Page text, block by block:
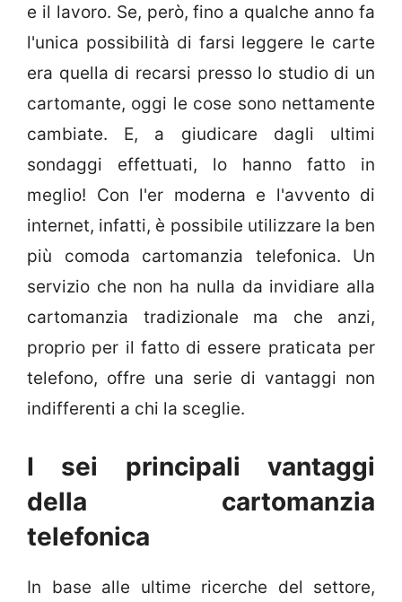
e il lavoro. Se, però, fino a qualche anno fa
l'unica possibilità di farsi leggere le carte
era quella di recarsi presso lo studio di un
cartomante, oggi le cose sono nettamente
cambiate. E, a giudicare dagli ultimi
sondaggi effettuati, lo hanno fatto in
meglio! Con l'er moderna e l'avvento di
internet, infatti, è possibile utilizzare la ben
più comoda cartomanzia telefonica. Un
servizio che non ha nulla da invidiare alla
cartomanzia tradizionale ma che anzi,
proprio per il fatto di essere praticata per
telefono, offre una serie di vantaggi non
indifferenti a chi la sceglie.
I sei principali vantaggi
della cartomanzia
telefonica
In base alle ultime ricerche del settore,